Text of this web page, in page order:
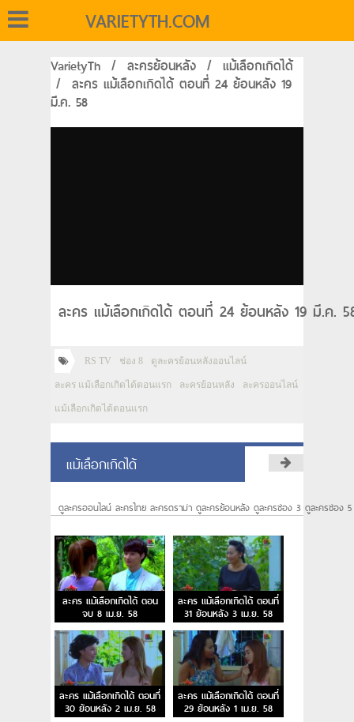
VARIETYTH.COM
VarietyTh / ละครย้อนหลัง / แม้เลือกเกิดได้
/ ละคร แม้เลือกเกิดได้ ตอนที่ 24 ย้อนหลัง 19
มี.ค. 58
ละคร แม้เลือกเกิดได้ ตอนที่ 24 ย้อนหลัง 19 มี.ค.
RS TV ช่อง 8 ดูละครย้อนหลังออนไลน์
ละคร แม้เลือกเกิดได้ตอนแรก ละครย้อนหลัง ละครออนไลน์
แม้เลือกเกิดได้ตอนแรก
แม้เลือกเกิดได้
ดูละครออนไลน์ ละครไทย ละครดราม่า ดูละครย้อนหลัง ดูละครช่อง 3 ดูละครช่อง
ละคร แม้เลือกเกิดได้ ตอน
จบ 8 เม.ย. 58
ละคร แม้เลือกเกิดได้ ตอนที่
31 ย้อนหลัง 3 เม.ย. 58
ละคร แม้เลือกเกิดได้ ตอนที่
30 ย้อนหลัง 2 เม.ย. 58
ละคร แม้เลือกเกิดได้ ตอนที่
29 ย้อนหลัง 1 เม.ย. 58